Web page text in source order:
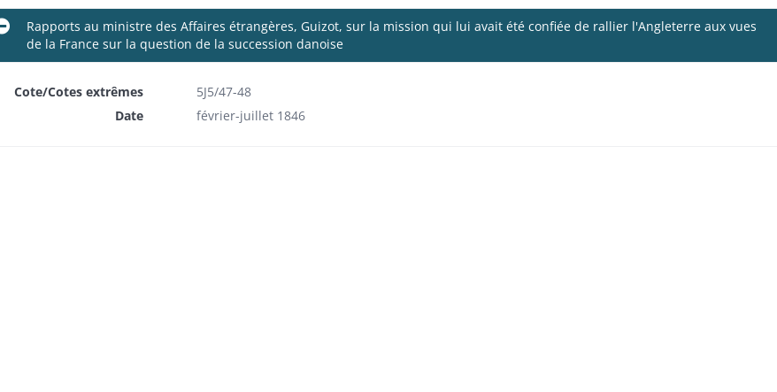
Rapports au ministre des Affaires étrangères, Guizot, sur la mission qui lui avait été confiée de rallier l'Angleterre aux vues
de la France sur la question de la succession danoise
Cote/Cotes extrêmes
5J5/47-48
Date
février-juillet 1846